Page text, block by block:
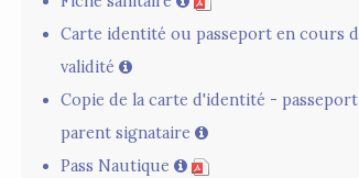
Carte identité ou passeport en cours
validité
Copie de la carte d'identité -
parent signataire
Pass Nautique